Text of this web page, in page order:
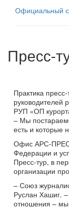
Официальный
Пресс-
Практика
руководителей
РУП «ОП
– Мы
есть и которые
Офис АРС-ПРЕСС
Федерации и
Пресс-тур, в
организации
– Союз
Руслан Хашиг.
отношения –